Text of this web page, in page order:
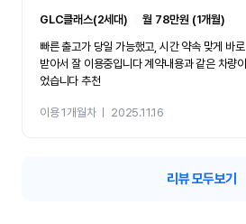
GLC클래스(2세대) ㅣ월 78만원 (1개월)
빠른 출고가 당일 가능했고, 시간 약속 맞게 바로
받아서 잘 이용중입니다 계약내용과 같은 차량이
었습니다 추천
이용 1개월차ㅣ 2025.11.16
리뷰 모두보기